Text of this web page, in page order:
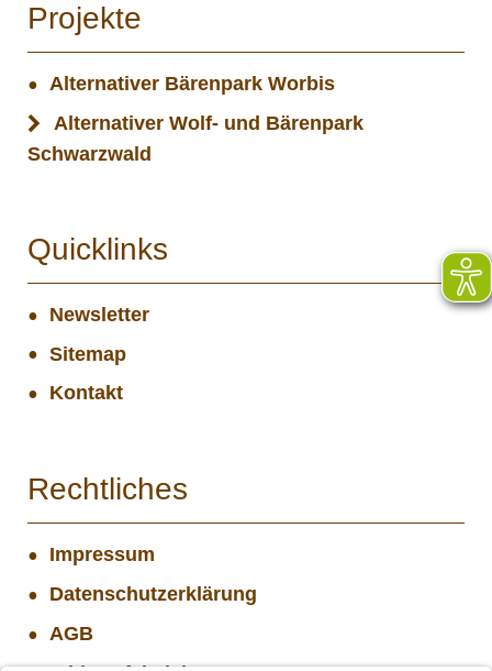
Projekte
Alternativer Bärenpark Worbis
Alternativer Wolf- und Bärenpark
Schwarzwald
Quicklinks
Newsletter
Sitemap
Kontakt
Rechtliches
Impressum
Datenschutzerklärung
AGB